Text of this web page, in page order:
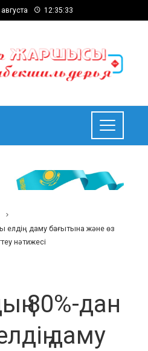
12:35:34
елдің даму бағытына және өз
нәтижесі
80%-дан
даму